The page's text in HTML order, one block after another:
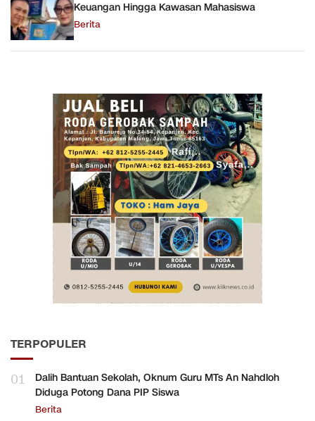
Keuangan Hingga Kawasan Mahasiswa
Berita
TERPOPULER
01
Dalih Bantuan Sekolah, Oknum Guru MTs An Nahdloh
Diduga Potong Dana PIP Siswa
Berita